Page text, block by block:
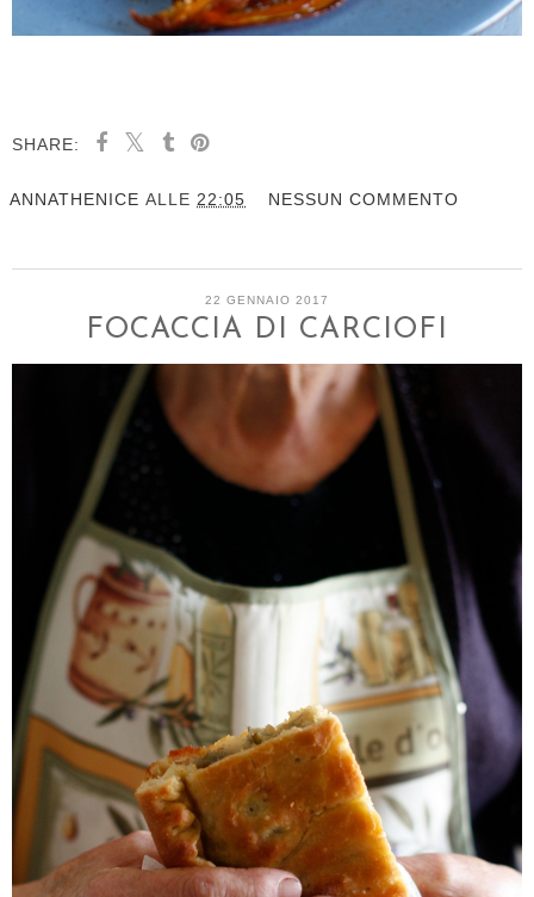
SHARE:
ANNATHENICE ALLE 22:05 NESSUN COMMENTO
22 GENNAIO 2017
FOCACCIA DI CARCIOFI